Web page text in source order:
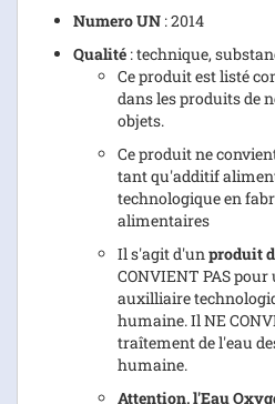
NumeroUN : 2014
Qualité : technique,
Ce produit est listé
dans les produits de
objets.
Ce produit ne
tant qu'additif
technologique en
alimentaires
Il s'agit d'unproduit
CONVIENT PAS
auxilliaire
humaine. Il NE
traîtement de l'eau
humaine.
Attention, l'Eau